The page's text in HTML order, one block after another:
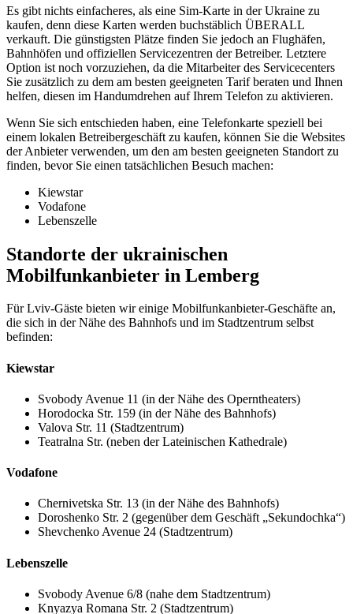
Es gibt nichts einfacheres, als eine Sim-Karte in der Ukraine zu
kaufen, denn diese Karten werden buchstäblich ÜBERALL
verkauft. Die günstigsten Plätze finden Sie jedoch an Flughäfen,
Bahnhöfen und offiziellen Servicezentren der Betreiber. Letztere
Option ist noch vorzuziehen, da die Mitarbeiter des Servicecenters
Sie zusätzlich zu dem am besten geeigneten Tarif beraten und Ihnen
helfen, diesen im Handumdrehen auf Ihrem Telefon zu aktivieren.
Wenn Sie sich entschieden haben, eine Telefonkarte speziell bei
einem lokalen Betreibergeschäft zu kaufen, können Sie die Websites
der Anbieter verwenden, um den am besten geeigneten Standort zu
finden, bevor Sie einen tatsächlichen Besuch machen:
Kiewstar
Vodafone
Lebenszelle
Standorte der ukrainischen
Mobilfunkanbieter in Lemberg
Für Lviv-Gäste bieten wir einige Mobilfunkanbieter-Geschäfte an,
die sich in der Nähe des Bahnhofs und im Stadtzentrum selbst
befinden:
Kiewstar
Svobody Avenue 11 (in der Nähe des Operntheaters)
Horodocka Str. 159 (in der Nähe des Bahnhofs)
Valova Str. 11 (Stadtzentrum)
Teatralna Str. (neben der Lateinischen Kathedrale)
Vodafone
Chernivetska Str. 13 (in der Nähe des Bahnhofs)
Doroshenko Str. 2 (gegenüber dem Geschäft „Sekundochka“)
Shevchenko Avenue 24 (Stadtzentrum)
Lebenszelle
Svobody Avenue 6/8 (nahe dem Stadtzentrum)
Knyazya Romana Str. 2 (Stadtzentrum)